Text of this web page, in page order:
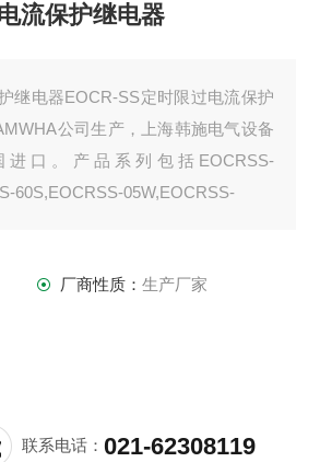
流保护继电器
继电器EOCR-SS定时限过电流保护
公司生产，上海韩施电气设备
口。产品系列包括EOCRSS-
60S,EOCRSS-05W,EOCRSS-
厂商性质： 生产厂家
联系电话：021-62308119